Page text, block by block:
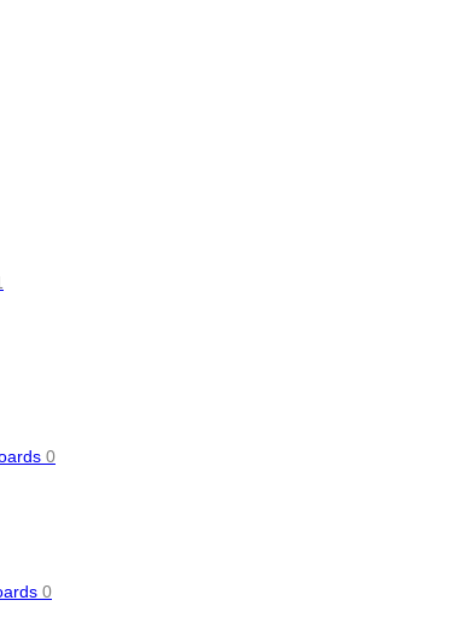
0
0